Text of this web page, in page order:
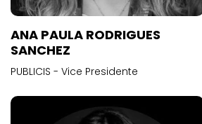
ANA PAULA RODRIGUES
SANCHEZ
PUBLICIS - Vice Presidente